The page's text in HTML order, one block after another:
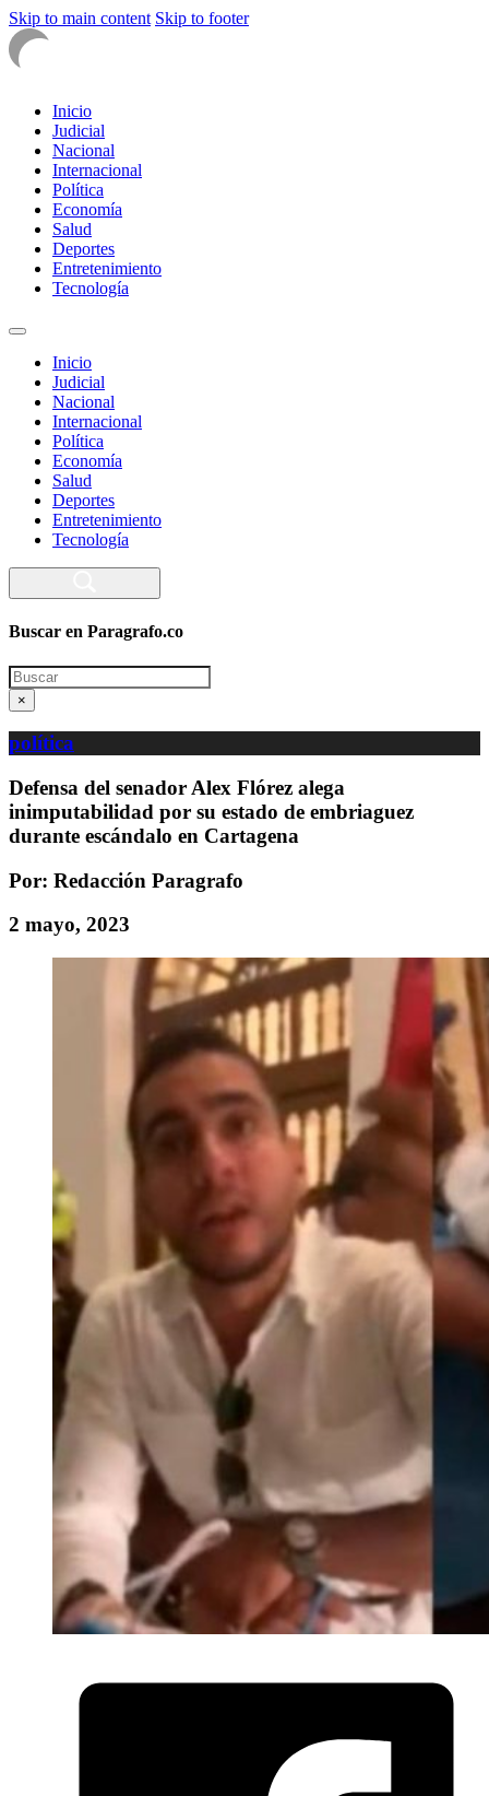
Skip to main content Skip to footer
Inicio
Judicial
Nacional
Internacional
Política
Economía
Salud
Deportes
Entretenimiento
Tecnología
Inicio
Judicial
Nacional
Internacional
Política
Economía
Salud
Deportes
Entretenimiento
Tecnología
Buscar en Paragrafo.co
Search
×
política
Defensa del senador Alex Flórez alega
inimputabilidad por su estado de embriaguez
durante escándalo en Cartagena
Por: Redacción Paragrafo
2 mayo, 2023